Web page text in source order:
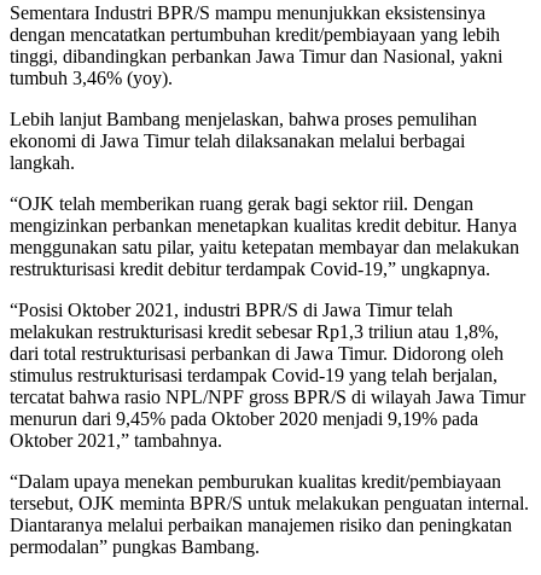
Sementara Industri BPR/S mampu menunjukkan eksistensinya
dengan mencatatkan pertumbuhan kredit/pembiayaan yang lebih
tinggi, dibandingkan perbankan Jawa Timur dan Nasional, yakni
tumbuh 3,46% (yoy).
Lebih lanjut Bambang menjelaskan, bahwa proses pemulihan
ekonomi di Jawa Timur telah dilaksanakan melalui berbagai
langkah.
“OJK telah memberikan ruang gerak bagi sektor riil. Dengan
mengizinkan perbankan menetapkan kualitas kredit debitur. Hanya
menggunakan satu pilar, yaitu ketepatan membayar dan melakukan
restrukturisasi kredit debitur terdampak Covid-19,” ungkapnya.
“Posisi Oktober 2021, industri BPR/S di Jawa Timur telah
melakukan restrukturisasi kredit sebesar Rp1,3 triliun atau 1,8%,
dari total restrukturisasi perbankan di Jawa Timur. Didorong oleh
stimulus restrukturisasi terdampak Covid-19 yang telah berjalan,
tercatat bahwa rasio NPL/NPF gross BPR/S di wilayah Jawa Timur
menurun dari 9,45% pada Oktober 2020 menjadi 9,19% pada
Oktober 2021,” tambahnya.
“Dalam upaya menekan pemburukan kualitas kredit/pembiayaan
tersebut, OJK meminta BPR/S untuk melakukan penguatan internal.
Diantaranya melalui perbaikan manajemen risiko dan peningkatan
permodalan” pungkas Bambang.